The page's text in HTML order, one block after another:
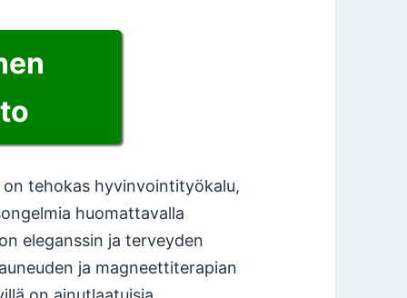
tehokas hyvinvointityökalu,
huomattavalla
eleganssin ja terveyden
ja magneettiterapian